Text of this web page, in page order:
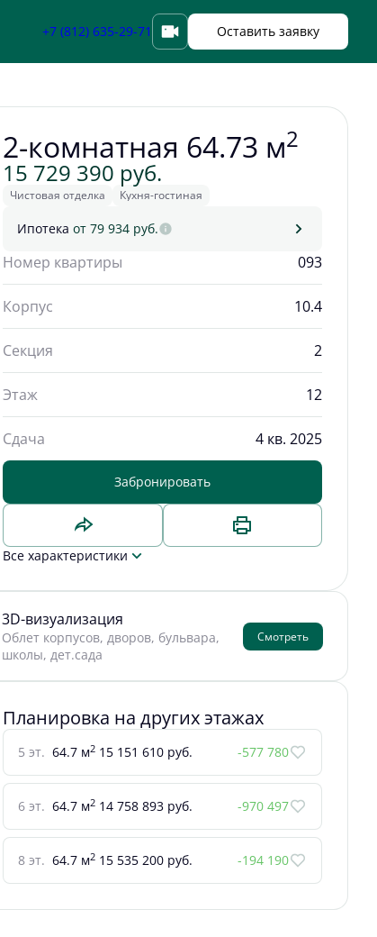
+7 (812) 635-29-71 Оставить заявку
Забронировать
2-комнатная 64.73 м2
15 729 390 руб.
Чистовая отделка Кухня-гостиная
Ипотека от 79 934 руб.
Номер квартиры 093
Корпус 10.4
Секция 2
Этаж 12
Сдача 4 кв. 2025
Забронировать
Все характеристики
3D-визуализация
Облет корпусов, дворов, бульвара,
школы, дет.сада
Смотреть
Планировка на других этажах
5 эт. 64.7 м2 15 151 610 руб. -577 780
6 эт. 64.7 м2 14 758 893 руб. -970 497
8 эт. 64.7 м2 15 535 200 руб. -194 190